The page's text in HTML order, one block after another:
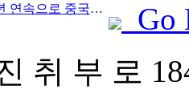
Prev:중국관광그룹은 8년 연속으로 중국국제수입박람회에 참가하여 10억 달러 이상의 계약을 체결했습니다.
Go
취 부 로